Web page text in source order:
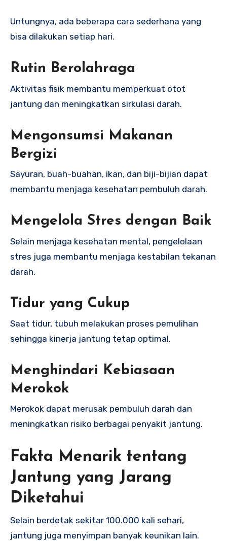
Untungnya, ada beberapa cara sederhana yang
bisa dilakukan setiap hari.
Rutin Berolahraga
Aktivitas fisik membantu memperkuat otot
jantung dan meningkatkan sirkulasi darah.
Mengonsumsi Makanan
Bergizi
Sayuran, buah-buahan, ikan, dan biji-bijian dapat
membantu menjaga kesehatan pembuluh darah.
Mengelola Stres dengan Baik
Selain menjaga kesehatan mental, pengelolaan
stres juga membantu menjaga kestabilan tekanan
darah.
Tidur yang Cukup
Saat tidur, tubuh melakukan proses pemulihan
sehingga kinerja jantung tetap optimal.
Menghindari Kebiasaan
Merokok
Merokok dapat merusak pembuluh darah dan
meningkatkan risiko berbagai penyakit jantung.
Fakta Menarik tentang
Jantung yang Jarang
Diketahui
Selain berdetak sekitar 100.000 kali sehari,
jantung juga menyimpan banyak keunikan lain.